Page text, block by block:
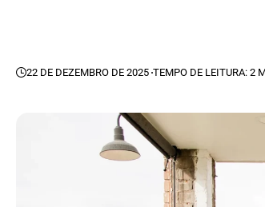
22 DE DEZEMBRO DE 2025 TEMPO DE LEITURA: 2